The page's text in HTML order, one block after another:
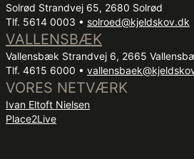
Solrød Strandvej 65, 2680 Solrød
Tlf. 5614 0003 • solroed@kjeldskov.dk
VALLENSBÆK
Vallensbæk Strandvej 6, 2665
Tlf. 4615 6000 •
VORES NETVÆRK
Ivan Eltoft Nielsen
Place2Live